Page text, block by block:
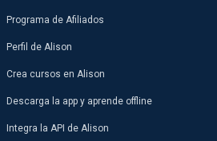
Programa de Afiliados
Perfil de Alison
Crea cursos en Alison
Descarga la app y aprende offline
Integra la API de Alison